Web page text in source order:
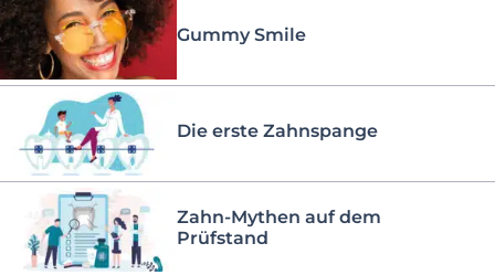
Gummy Smile
Die erste Zahnspange
Zahn-Mythen auf dem
Prüfstand